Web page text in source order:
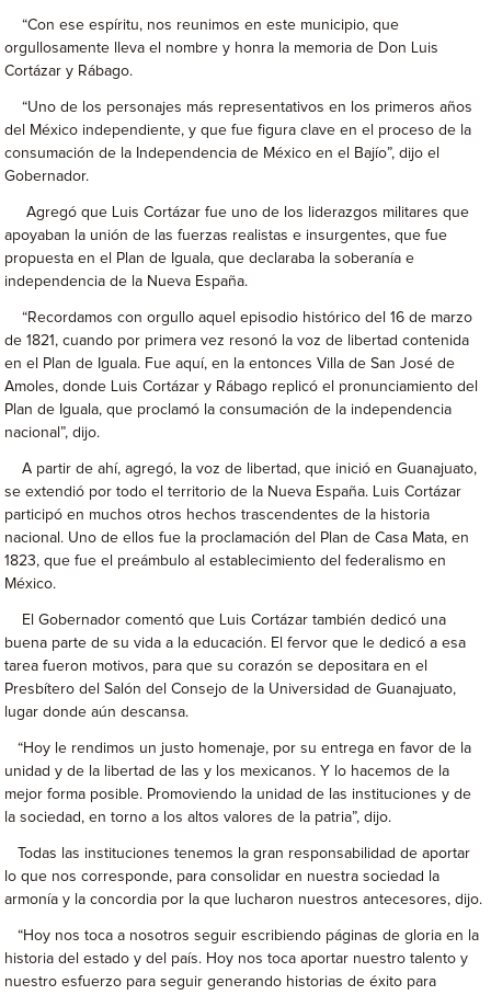
“Con ese espíritu, nos reunimos en este municipio, que
orgullosamente lleva el nombre y honra la memoria de Don Luis
Cortázar y Rábago.
“Uno de los personajes más representativos en los primeros años
del México independiente, y que fue figura clave en el proceso de la
consumación de la Independencia de México en el Bajío”, dijo el
Gobernador.
Agregó que Luis Cortázar fue uno de los liderazgos militares que
apoyaban la unión de las fuerzas realistas e insurgentes, que fue
propuesta en el Plan de Iguala, que declaraba la soberanía e
independencia de la Nueva España.
“Recordamos con orgullo aquel episodio histórico del 16 de marzo
de 1821, cuando por primera vez resonó la voz de libertad contenida
en el Plan de Iguala. Fue aquí, en la entonces Villa de San José de
Amoles, donde Luis Cortázar y Rábago replicó el pronunciamiento del
Plan de Iguala, que proclamó la consumación de la independencia
nacional”, dijo.
A partir de ahí, agregó, la voz de libertad, que inició en Guanajuato,
se extendió por todo el territorio de la Nueva España. Luis Cortázar
participó en muchos otros hechos trascendentes de la historia
nacional. Uno de ellos fue la proclamación del Plan de Casa Mata, en
1823, que fue el preámbulo al establecimiento del federalismo en
México.
El Gobernador comentó que Luis Cortázar también dedicó una
buena parte de su vida a la educación. El fervor que le dedicó a esa
tarea fueron motivos, para que su corazón se depositara en el
Presbítero del Salón del Consejo de la Universidad de Guanajuato,
lugar donde aún descansa.
“Hoy le rendimos un justo homenaje, por su entrega en favor de la
unidad y de la libertad de las y los mexicanos. Y lo hacemos de la
mejor forma posible. Promoviendo la unidad de las instituciones y de
la sociedad, en torno a los altos valores de la patria”, dijo.
Todas las instituciones tenemos la gran responsabilidad de aportar
lo que nos corresponde, para consolidar en nuestra sociedad la
armonía y la concordia por la que lucharon nuestros antecesores, dijo.
“Hoy nos toca a nosotros seguir escribiendo páginas de gloria en la
historia del estado y del país. Hoy nos toca aportar nuestro talento y
nuestro esfuerzo para seguir generando historias de éxito para